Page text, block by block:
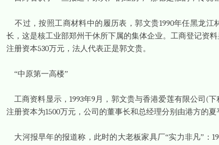
不过，按照工商材料中的履历表，郭文贵1990年任黑龙江
长，这是核工业部郑州干休所下属的集体企业。工商登记资
注册资本530万元，法人代表正是郭文贵。
“中原第一高楼”
工商资料显示， 1993年9 月，郭文贵与香港爱莲有限公司 (下
注册资本为1500万元，公司的董事长和总经理分别由港方的
大河报早年的报道称，此时的大老板家具厂“实力非凡”：